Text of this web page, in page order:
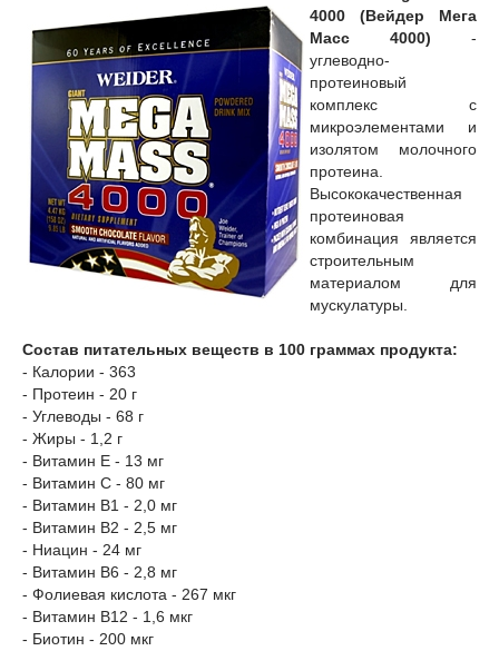
4000 (Вейдер Мега
Масс 4000) -
углеводно-
протеиновый
комплекс с
микроэлементами и
изолятом молочного
протеина.
Высококачественная
протеиновая
комбинация является
строительным
материалом для
мускулатуры.
Состав питательных веществ в 100 граммах продукта:
- Калории - 363
- Протеин - 20 г
- Углеводы - 68 г
- Жиры - 1,2 г
- Витамин Е - 13 мг
- Витамин С - 80 мг
- Витамин В1 - 2,0 мг
- Витамин В2 - 2,5 мг
- Ниацин - 24 мг
- Витамин В6 - 2,8 мг
- Фолиевая кислота - 267 мкг
- Витамин В12 - 1,6 мкг
- Биотин - 200 мкг